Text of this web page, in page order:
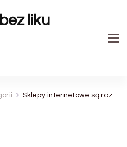
liku
Sklepy internetowe są raz